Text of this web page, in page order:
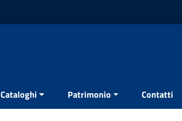
Cataloghi Patrimonio Contatti